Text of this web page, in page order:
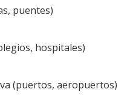
puentes)
hospitales)
(puertos, aeropuertos)